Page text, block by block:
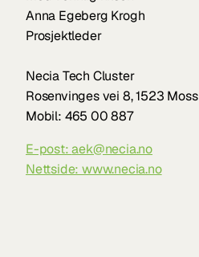
Anna Egeberg Krogh
Prosjektleder
Necia Tech Cluster
Rosenvinges vei 8, 1523 Moss
Mobil: 465 00 887
E-post: aek@necia.no
Nettside: www.necia.no